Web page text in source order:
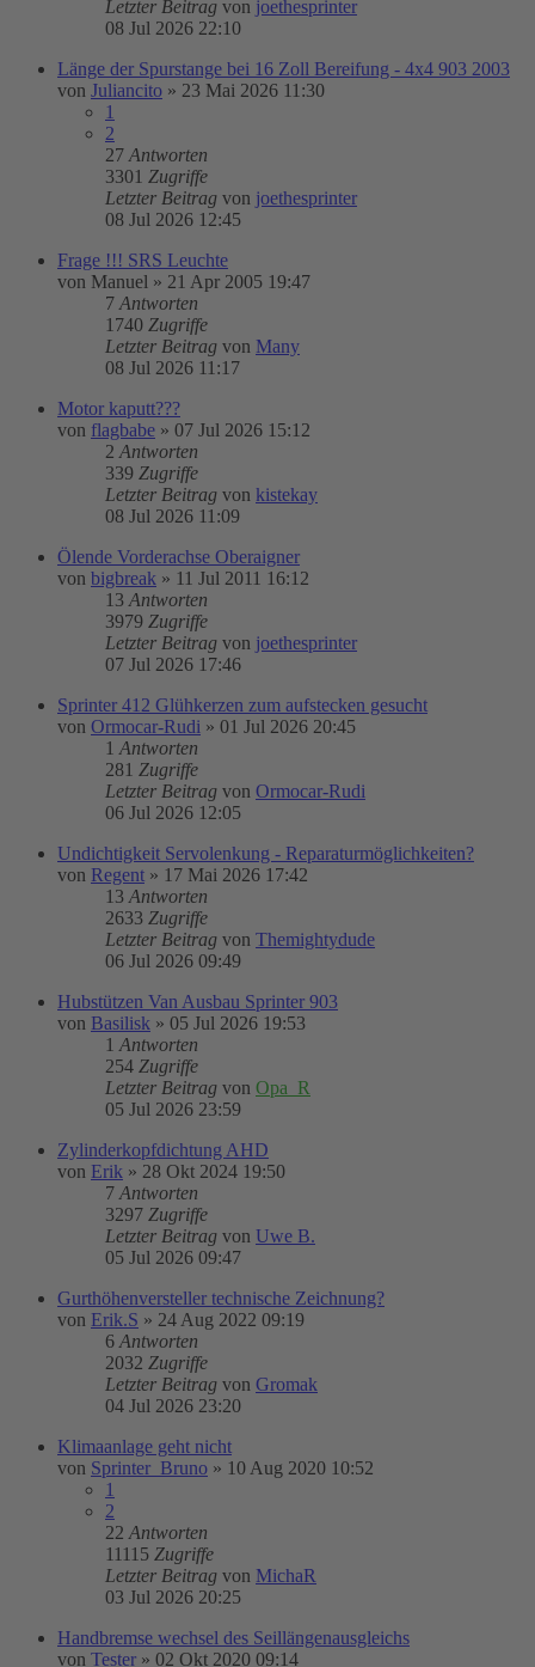
Letzter Beitrag von joethesprinter
08 Jul 2026 22:10
Länge der Spurstange bei 16 Zoll Bereifung - 4x4 903 2003
von Juliancito » 23 Mai 2026 11:30
1
2
27 Antworten
3301 Zugriffe
Letzter Beitrag von joethesprinter
08 Jul 2026 12:45
Frage !!! SRS Leuchte
von Manuel » 21 Apr 2005 19:47
7 Antworten
1740 Zugriffe
Letzter Beitrag von Many
08 Jul 2026 11:17
Motor kaputt???
von flagbabe » 07 Jul 2026 15:12
2 Antworten
339 Zugriffe
Letzter Beitrag von kistekay
08 Jul 2026 11:09
Ölende Vorderachse Oberaigner
von bigbreak » 11 Jul 2011 16:12
13 Antworten
3979 Zugriffe
Letzter Beitrag von joethesprinter
07 Jul 2026 17:46
Sprinter 412 Glühkerzen zum aufstecken gesucht
von Ormocar-Rudi » 01 Jul 2026 20:45
1 Antworten
281 Zugriffe
Letzter Beitrag von Ormocar-Rudi
06 Jul 2026 12:05
Undichtigkeit Servolenkung - Reparaturmöglichkeiten?
von Regent » 17 Mai 2026 17:42
13 Antworten
2633 Zugriffe
Letzter Beitrag von Themightydude
06 Jul 2026 09:49
Hubstützen Van Ausbau Sprinter 903
von Basilisk » 05 Jul 2026 19:53
1 Antworten
254 Zugriffe
Letzter Beitrag von Opa_R
05 Jul 2026 23:59
Zylinderkopfdichtung AHD
von Erik » 28 Okt 2024 19:50
7 Antworten
3297 Zugriffe
Letzter Beitrag von Uwe B.
05 Jul 2026 09:47
Gurthöhenversteller technische Zeichnung?
von Erik.S » 24 Aug 2022 09:19
6 Antworten
2032 Zugriffe
Letzter Beitrag von Gromak
04 Jul 2026 23:20
Klimaanlage geht nicht
von Sprinter_Bruno » 10 Aug 2020 10:52
1
2
22 Antworten
11115 Zugriffe
Letzter Beitrag von MichaR
03 Jul 2026 20:25
Handbremse wechsel des Seillängenausgleichs
von Tester » 02 Okt 2020 09:14